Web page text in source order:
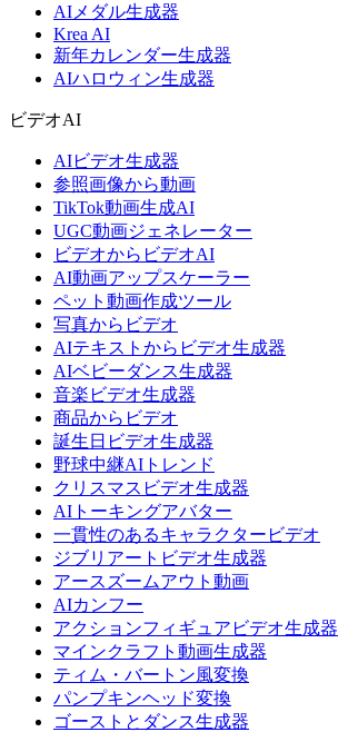
AIメダル生成器
Krea AI
新年カレンダー生成器
AIハロウィン生成器
ビデオAI
AIビデオ生成器
参照画像から動画
TikTok動画生成AI
UGC動画ジェネレーター
ビデオからビデオAI
AI動画アップスケーラー
ペット動画作成ツール
写真からビデオ
AIテキストからビデオ生成器
AIベビーダンス生成器
音楽ビデオ生成器
商品からビデオ
誕生日ビデオ生成器
野球中継AIトレンド
クリスマスビデオ生成器
AIトーキングアバター
一貫性のあるキャラクタービデオ
ジブリアートビデオ生成器
アースズームアウト動画
AIカンフー
アクションフィギュアビデオ生成器
マインクラフト動画生成器
ティム・バートン風変換
パンプキンヘッド変換
ゴーストとダンス生成器